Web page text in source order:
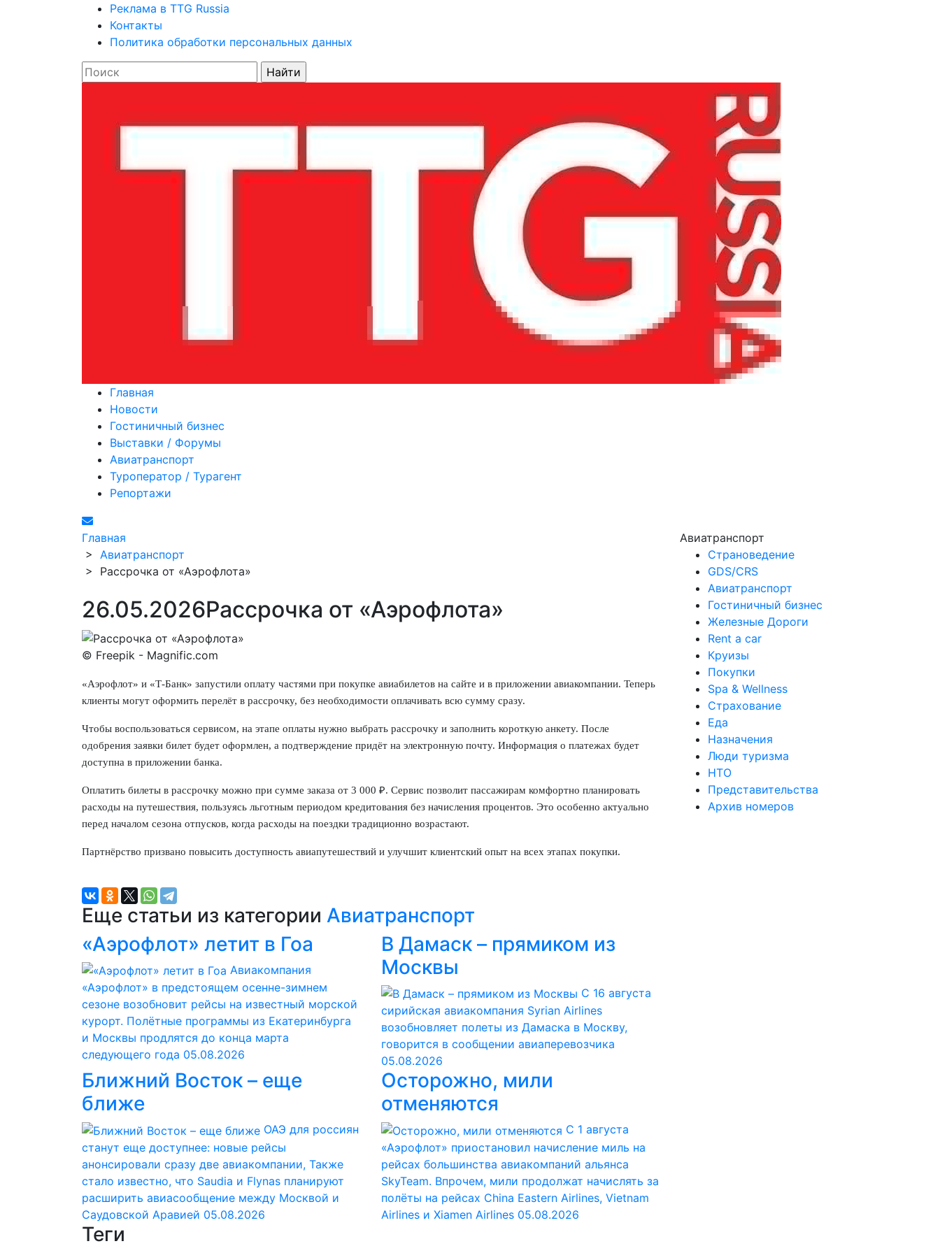
Реклама в TTG Russia
Контакты
Политика обработки персональных данных
Главная
Новости
Гостиничный бизнес
Выставки / Форумы
Авиатранспорт
Туроператор / Турагент
Репортажи
Главная
> Авиатранспорт
> Рассрочка от «Аэрофлота»
26.05.2026Рассрочка от «Аэрофлота»
© Freepik - Magnific.com
«Аэрофлот» и «Т-Банк» запустили оплату частями при покупке авиабилетов на сайте и в приложении авиакомпании. Теперь
клиенты могут оформить перелёт в рассрочку, без необходимости оплачивать всю сумму сразу.
Чтобы воспользоваться сервисом, на этапе оплаты нужно выбрать рассрочку и заполнить короткую анкету. После
одобрения заявки билет будет оформлен, а подтверждение придёт на электронную почту. Информация о платежах будет
доступна в приложении банка.
Оплатить билеты в рассрочку можно при сумме заказа от 3 000 ₽. Сервис позволит пассажирам комфортно планировать
расходы на путешествия, пользуясь льготным периодом кредитования без начисления процентов. Это особенно актуально
перед началом сезона отпусков, когда расходы на поездки традиционно возрастают.
Партнёрство призвано повысить доступность авиапутешествий и улучшит клиентский опыт на всех этапах покупки.
Еще статьи из категории Авиатранспорт
«Аэрофлот» летит в Гоа
Авиакомпания
«Аэрофлот» в предстоящем осенне-зимнем
сезоне возобновит рейсы на известный морской
курорт. Полётные программы из Екатеринбурга
и Москвы продлятся до конца марта
следующего года 05.08.2026
В Дамаск – прямиком из
Москвы
С 16 августа
сирийская авиакомпания Syrian Airlines
возобновляет полеты из Дамаска в Москву,
говорится в сообщении авиаперевозчика
05.08.2026
Ближний Восток – еще
ближе
ОАЭ для россиян
станут еще доступнее: новые рейсы
анонсировали сразу две авиакомпании, Также
стало известно, что Saudia и Flynas планируют
расширить авиасообщение между Москвой и
Саудовской Аравией 05.08.2026
Осторожно, мили
отменяются
С 1 августа
«Аэрофлот» приостановил начисление миль на
рейсах большинства авиакомпаний альянса
SkyTeam. Впрочем, мили продолжат начислять за
полёты на рейсах China Eastern Airlines, Vietnam
Airlines и Xiamen Airlines 05.08.2026
Теги
Авиатранспорт
Страноведение
GDS/CRS
Авиатранспорт
Гостиничный бизнес
Железные Дороги
Rent a car
Круизы
Покупки
Spa & Wellness
Страхование
Еда
Назначения
Люди туризма
НТО
Представительства
Архив номеров